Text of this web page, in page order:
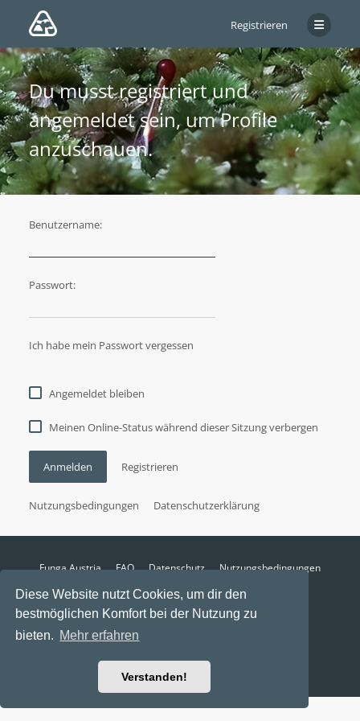
Diese Website nutzt Cookies, um dir den
bestmöglichen Komfort bei der Nutzung zu
bieten. Mehr erfahren
Verstanden!
Registrieren
Du musst registriert und
angemeldet sein, um Profile
anzuschauen.
Benutzername:
Passwort:
Ich habe mein Passwort vergessen
Angemeldet bleiben
Meinen Online-Status während dieser Sitzung verbergen
Anmelden Registrieren
Nutzungsbedingungen Datenschutzerklärung
Funga Austria FAQ Datenschutz
Nutzungsbedingungen
Alle Zeiten sindUTC+02:00
Aktuelle Zeit: 6. August 2026, 18:25
Powered byphpBB
Ravaio Theme byGramziu